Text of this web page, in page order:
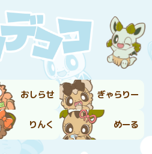
おしらせ ぎゃらりー
りんく めーる